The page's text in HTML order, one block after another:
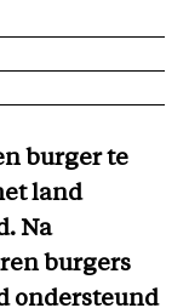
burger te
land
Na
burgers
ondersteund